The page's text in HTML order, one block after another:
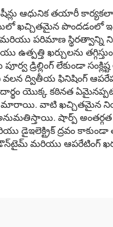
ఆధునిక తయారీ
ఖచ్చితమైన పొందడంలో ఇవి
మరియు పరిమాణ స్థిరత్వాన్ని
ఉత్పత్తి ఖర్చులను
పూర్వ డ్రిల్లింగ్ లేకుండా
ద్వితీయ ఫినిషింగ్
యొక్క కఠినత
వాటి ఖచ్చితమైన
షార్ప్ అంతర్గత
డైఇలెక్ట్రిక్ ద్రవం
మరియు ఆపరేటింగ్